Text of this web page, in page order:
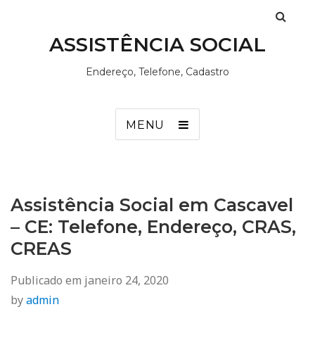
ASSISTÊNCIA SOCIAL
Endereço, Telefone, Cadastro
MENU
Assistência Social em Cascavel
– CE: Telefone, Endereço, CRAS,
CREAS
Publicado em janeiro 24, 2020
byadmin